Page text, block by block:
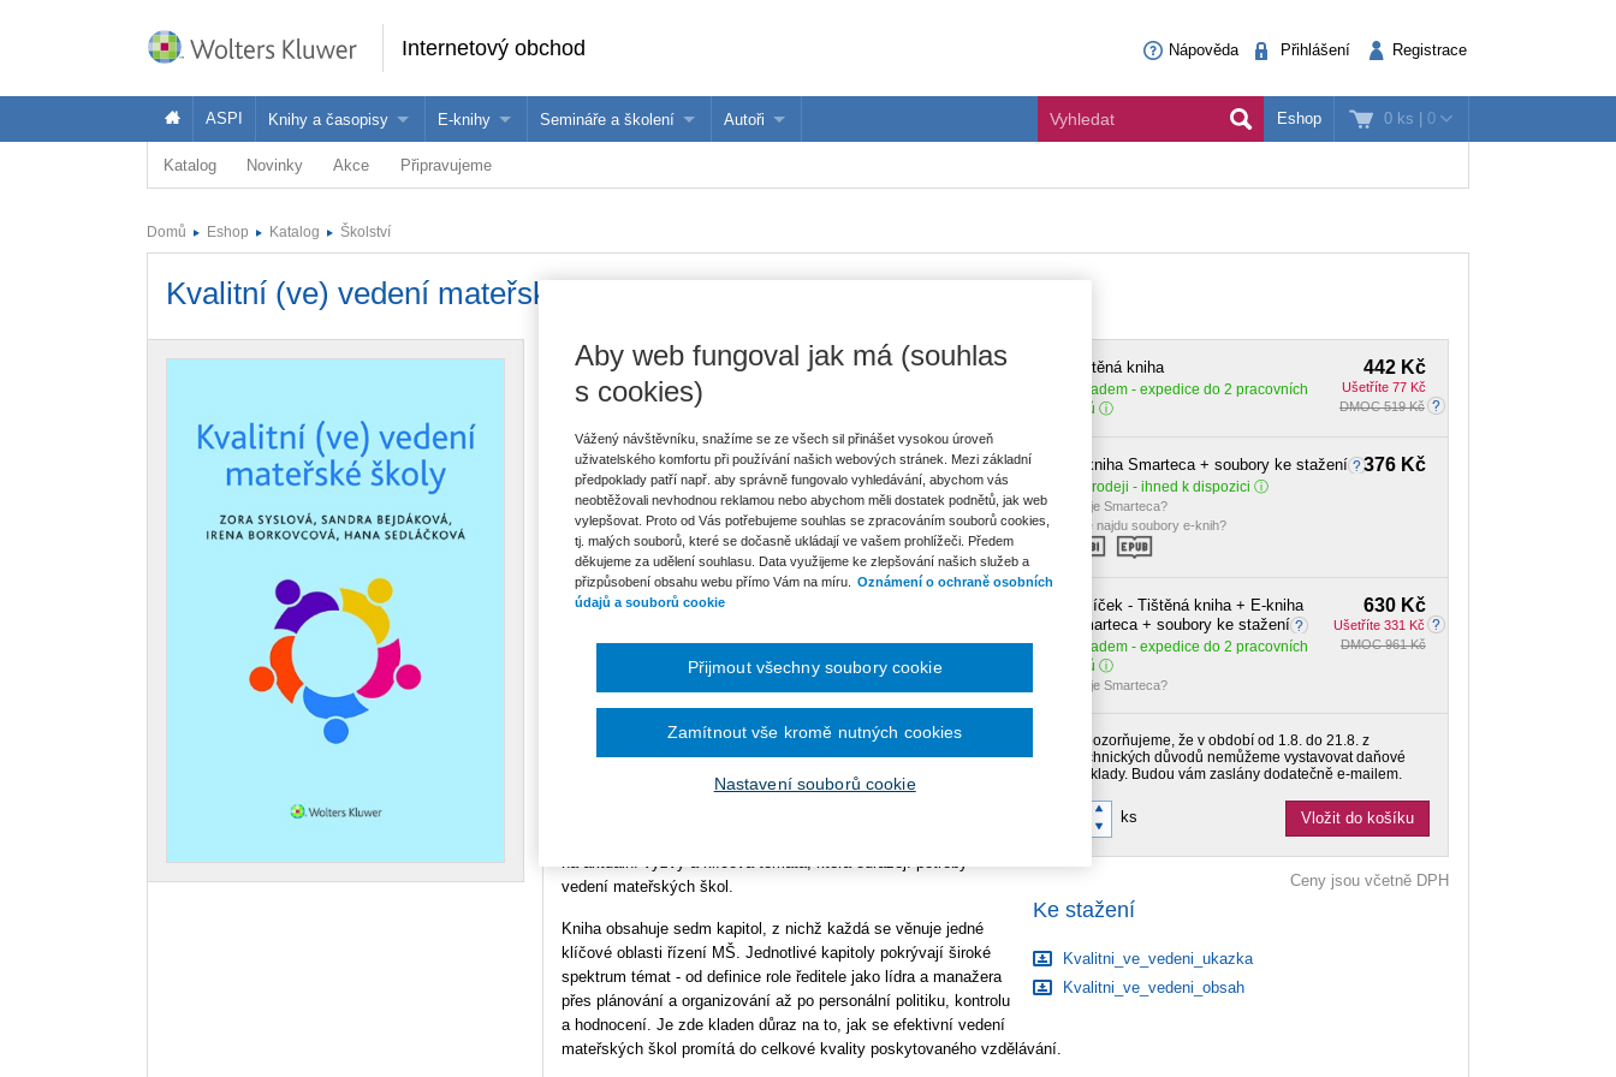
Internetový obchod Nápověda Přihlášení Registrace
0 ks | 0
ASPI Knihy a časopisy
Knihy
E-knihy
Jak na naše e-knihy?
Semináře a školení Autoři Eshop
Katalog Novinky Akce Připravujeme
Domů Eshop Katalog Školství
Kvalitní (ve) vedení mateřské školy
442 Kč
Ušetříte 77 Kč
DMOC 519 Kč
Tištěná kniha
Skladem - expedice do 2 pracovních
dnů
376 Kč
E-kniha Smarteca + soubory ke stažení
V prodeji - ihned k dispozici
Co je Smarteca?
Kde najdu soubory e-knih?
630 Kč
Ušetříte 331 Kč
DMOC 961 Kč
Balíček - Tištěná kniha + E-kniha
Smarteca + soubory ke stažení
Skladem - expedice do 2 pracovních
dnů
Co je Smarteca?
Upozorňujeme, že v období od 1.8. do 21.8. z
technických důvodů nemůžeme vystavovat daňové
doklady. Budou vám zaslány dodatečně e-mailem.
ks Vložit do košíku
Ceny jsou včetně DPH
Ke stažení
Kvalitni_ve_vedeni_ukazka
Kvalitni_ve_vedeni_obsah
Vydavatel Wolters Kluwer
Autor
Typ publikace monografie
Datum vydání 7/2025
Vazba brožovaná
Počet stran 156
Typ produktu Tištěná kniha
, Ireny Borkovcové a Hany Sedláčkové s názvem
na aktuální výzvy a klíčová témata, která odrážejí potřeby
vedení mateřských škol.
Kniha obsahuje sedm kapitol, z nichž každá se věnuje jedné
klíčové oblasti řízení MŠ. Jednotlivé kapitoly pokrývají široké
spektrum témat - od definice role ředitele jako lídra a manažera
přes plánování a organizování až po personální politiku, kontrolu
a hodnocení. Je zde kladen důraz na to, jak se efektivní vedení
mateřských škol promítá do celkové kvality poskytovaného vzdělávání.
Aby web fungoval jak má (souhlas
s cookies)
Vážený návštěvníku, snažíme se ze všech sil přinášet vysokou úroveň
uživatelského komfortu při používání našich webových stránek. Mezi základní
předpoklady patří např. aby správně fungovalo vyhledávání, abychom vás
neobtěžovali nevhodnou reklamou nebo abychom měli dostatek podnětů, jak web
vylepšovat. Proto od Vás potřebujeme souhlas se zpracováním souborů cookies,
tj. malých souborů, které se dočasně ukládají ve vašem prohlížeči. Předem
děkujeme za udělení souhlasu. Data využijeme ke zlepšování našich služeb a
přizpůsobení obsahu webu přímo Vám na míru.
Oznámení o ochraně osobních
údajů a souborů cookie
Nastavení souborů cookie
Zamítnout vše kromě nutných cookies
Přijmout všechny soubory cookie